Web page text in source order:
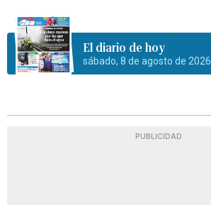
El diario de hoy
sábado, 8 de agosto de 2026
PUBLICIDAD